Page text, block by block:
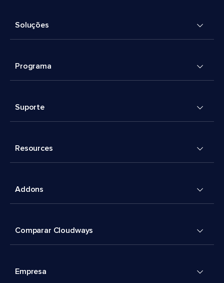
Soluções
Programa
Suporte
Resources
Addons
Comparar Cloudways
Empresa